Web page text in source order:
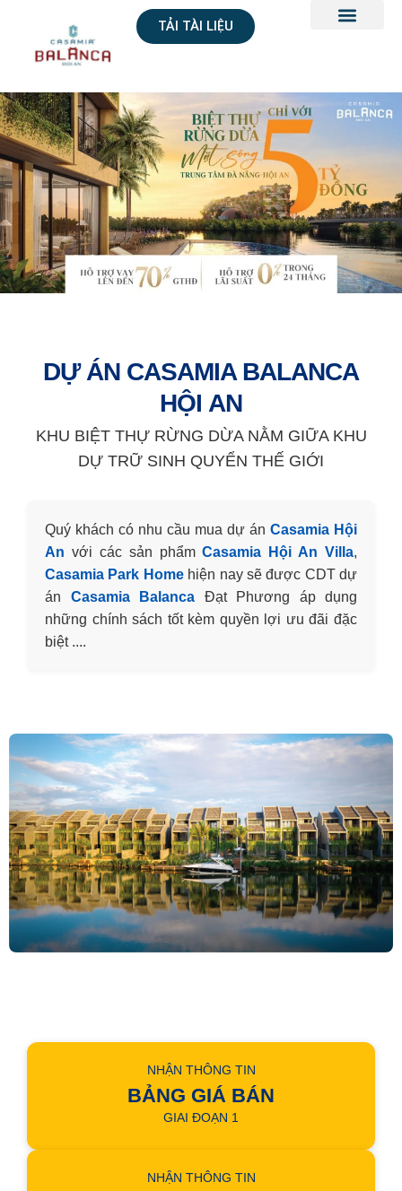
TẢI TÀI LIỆU
DỰ ÁN CASAMIA BALANCA
HỘI AN
KHU BIỆT THỰ RỪNG DỪA NẰM GIỮA KHU
DỰ TRỮ SINH QUYỂN THẾ GIỚI
Quý khách có nhu cầu mua dự án Casamia Hội
An với các sản phẩmCasamia Hội An Villa,
Casamia Park Homehiện nay sẽ được CDT dự
án Casamia Balanca Đạt Phương áp dụng
những chính sách tốt kèm quyền lợi ưu đãi đặc
biệt ....
NHẬN THÔNG TIN
BẢNG GIÁ BÁN
GIAI ĐOẠN 1
NHẬN THÔNG TIN